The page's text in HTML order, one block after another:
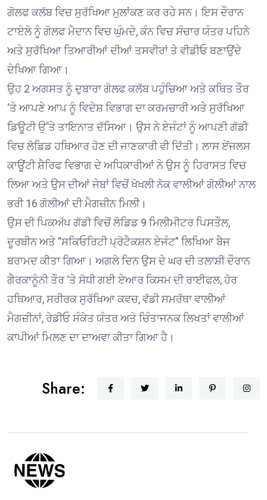
ਗੋਲਫ ਕਲੱਬ ਵਿਚ ਸੁਰੱਖਿਆ ਮੁਲਾਂਕਣ ਕਰ ਰਹੇ ਸਨ। ਇਸ ਦੌਰਾਨ
ਟਾਏਲੇ ਨੂੰ ਗੋਲਫ ਮੈਦਾਨ ਵਿਚ ਘੁੰਮਦੇ, ਕੰਨ ਵਿਚ ਸੰਚਾਰ ਯੰਤਰ ਪਹਿਨੇ
ਅਤੇ ਸੁਰੱਖਿਆ ਤਿਆਰੀਆਂ ਦੀਆਂ ਤਸਵੀਰਾਂ ਤੇ ਵੀਡੀਓ ਬਣਾਉਂਦੇ
ਦੇਖਿਆ ਗਿਆ।
ਉਹ 2 ਅਗਸਤ ਨੂੰ ਦੁਬਾਰਾ ਗੋਲਫ ਕਲੱਬ ਪਹੁੰਚਿਆ ਅਤੇ ਕਥਿਤ ਤੌਰ
‘ਤੇ ਆਪਣੇ ਆਪ ਨੂੰ ਵਿਦੇਸ਼ ਵਿਭਾਗ ਦਾ ਕਰਮਚਾਰੀ ਅਤੇ ਸੁਰੱਖਿਆ
ਡਿਊਟੀ ਉੱਤੇ ਤਾਇਨਾਤ ਦੱਸਿਆ। ਉਸ ਨੇ ਏਜੰਟਾਂ ਨੂੰ ਆਪਣੀ ਗੱਡੀ
ਵਿਚ ਲੋਡਿਡ ਹਥਿਆਰ ਹੋਣ ਦੀ ਜਾਣਕਾਰੀ ਵੀ ਦਿੱਤੀ। ਲਾਸ ਏਂਜਲਸ
ਕਾਊਂਟੀ ਸ਼ੈਰਿਫ ਵਿਭਾਗ ਦੇ ਅਧਿਕਾਰੀਆਂ ਨੇ ਉਸ ਨੂੰ ਹਿਰਾਸਤ ਵਿਚ
ਲਿਆ ਅਤੇ ਉਸ ਦੀਆਂ ਜੇਬਾਂ ਵਿਚੋਂ ਖੋਖਲੀ ਨੋਕ ਵਾਲੀਆਂ ਗੋਲੀਆਂ ਨਾਲ
ਭਰੀ 16 ਗੋਲੀਆਂ ਦੀ ਮੈਗਜ਼ੀਨ ਮਿਲੀ।
ਉਸ ਦੀ ਪਿਕਅੱਪ ਗੱਡੀ ਵਿਚੋਂ ਲੋਡਿਡ 9 ਮਿਲੀਮੀਟਰ ਪਿਸਤੌਲ,
ਦੂਰਬੀਨ ਅਤੇ ”ਸਕਿਓਰਿਟੀ ਪ੍ਰੋਟੈਕਸ਼ਨ ਏਜੰਟ” ਲਿਖਿਆ ਬੈਜ
ਬਰਾਮਦ ਕੀਤਾ ਗਿਆ। ਅਗਲੇ ਦਿਨ ਉਸ ਦੇ ਘਰ ਦੀ ਤਲਾਸ਼ੀ ਦੌਰਾਨ
ਗੈਰਕਾਨੂੰਨੀ ਤੌਰ ‘ਤੇ ਸੋਧੀ ਗਈ ਏਆਰ ਕਿਸਮ ਦੀ ਰਾਈਫਲ, ਹੋਰ
ਹਥਿਆਰ, ਸਰੀਰਕ ਸੁਰੱਖਿਆ ਕਵਚ, ਵੱਡੀ ਸਮਰੱਥਾ ਵਾਲੀਆਂ
ਮੈਗਜ਼ੀਨਾਂ, ਰੇਡੀਓ ਸੰਕੇਤ ਯੰਤਰ ਅਤੇ ਚਿੰਤਾਜਨਕ ਲਿਖਤਾਂ ਵਾਲੀਆਂ
ਕਾਪੀਆਂ ਮਿਲਣ ਦਾ ਦਾਅਵਾ ਕੀਤਾ ਗਿਆ ਹੈ।
Share: